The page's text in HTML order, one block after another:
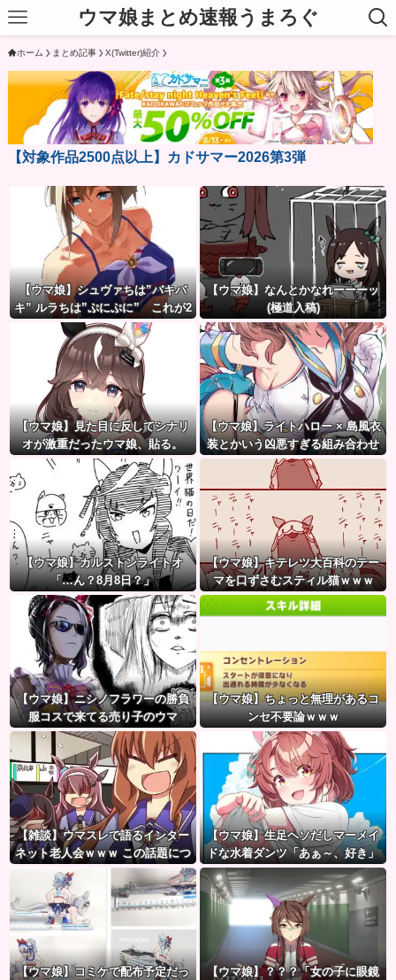
ウマ娘まとめ速報うまろぐ
ホーム まとめ記事 X(Twitter)紹介
【対象作品2500点以上】カドサマー2026第3弾
【ウマ娘】シュヴァちは”バキバ
キ” ルラちは”ぷにぷに” これが2
人の決定的な差…
【ウマ娘】なんとかなれーーーッ
(極道入稿)
【ウマ娘】見た目に反してシナリ
オが激重だったウマ娘、貼る。
【ウマ娘】ライトハロー × 島風衣
装とかいう凶悪すぎる組み合わせ
ｗｗｗ「大変なことに…」
【ウマ娘】カルストンライトオ
「…ん？8月8日？」
【ウマ娘】キテレツ大百科のテー
マを口ずさむスティル猫ｗｗｗ
「何ィーーーーー!!?（ガビー
ン）」
【ウマ娘】ニシノフラワーの勝負
服コスで来てる売り子のウマ
娘！？
【ウマ娘】ちょっと無理があるコ
ンセ不要論ｗｗｗ
【雑談】ウマスレで語るインター
ネット老人会ｗｗｗ この話題につ
いていけないってマジ…！？
【ウマ娘】生足ヘソだしマーメイ
ドな水着ダンツ「あぁ～、好き」
【ウマ娘】コミケで配布予定だっ
【ウマ娘】？？？「女の子に眼鏡